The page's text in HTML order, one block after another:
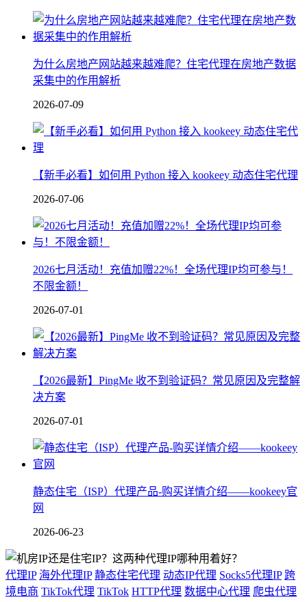
为什么房地产网站越来越难爬？住宅代理在房地产数据
采集中的作用解析
2026-07-09
【新手必看】如何用 Python 接入 kookeey 动态住宅代理
2026-07-06
2026七月活动！充值加赠22%！全场代理IP均可参与！
不限金额！
2026-07-01
【2026最新】PingMe 收不到验证码？常见原因及完整解
决方案
2026-07-01
静态住宅（ISP）代理产品-购买详情介绍——kookeey官
网
2026-06-23
代理IP 海外代理IP 静态住宅代理 动态IP代理 Socks5代理IP 跨
境电商 TikTok代理 TikTok HTTP代理 数据中心代理 爬虫代理